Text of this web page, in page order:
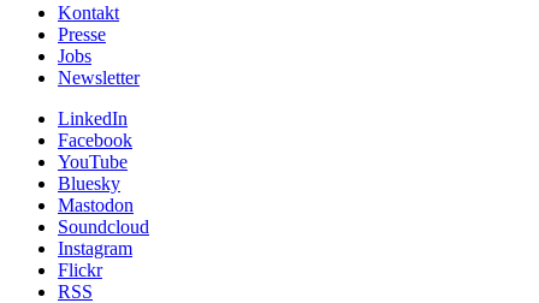
Service
Links
Menu
Kontakt
Presse
Jobs
Newsletter
Social
Links
LinkedIn
Facebook
YouTube
Bluesky
Mastodon
Soundcloud
Instagram
Flickr
RSS